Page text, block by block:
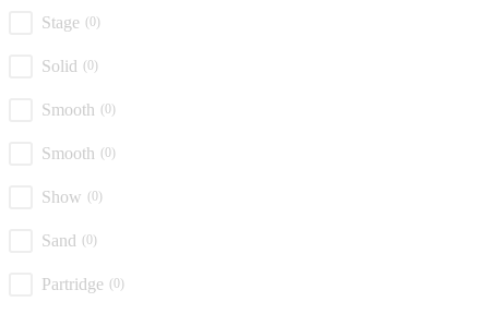
Stage (0)
Solid (0)
Smooth (0)
Smooth (0)
Show (0)
Sand (0)
Partridge (0)